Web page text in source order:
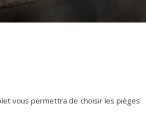
vous permettra de choisir les pièges